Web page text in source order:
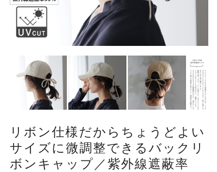
リボン仕様だからちょうどよい
サイズに微調整できるバックリ
ボンキャップ／紫外線遮蔽率